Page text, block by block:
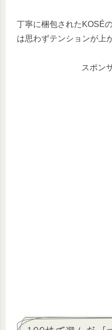
丁寧に梱包されたKOSÉ
は思わずテンションが上
スポン